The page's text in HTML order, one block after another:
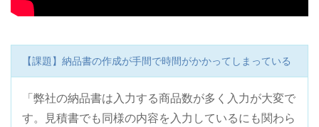
【課題】納品書の作成が手間で時間がかかってしまっている
「弊社の納品書は入力する商品数が多く入力が大変で
す。見積書でも同様の内容を入力しているにも関わら